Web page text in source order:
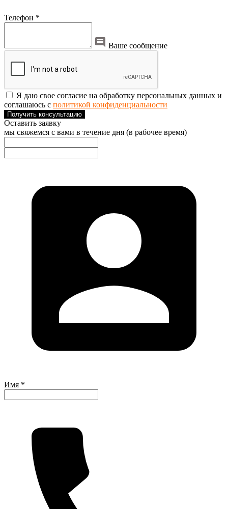
Телефон *
Ваше сообщение
Я даю свое согласие на обработку персональных данных и
соглашаюсь с политикой конфиденциальности
Получить консультацию
Оставить заявку
мы свяжемся с вами в течение дня (в рабочее время)
Имя *